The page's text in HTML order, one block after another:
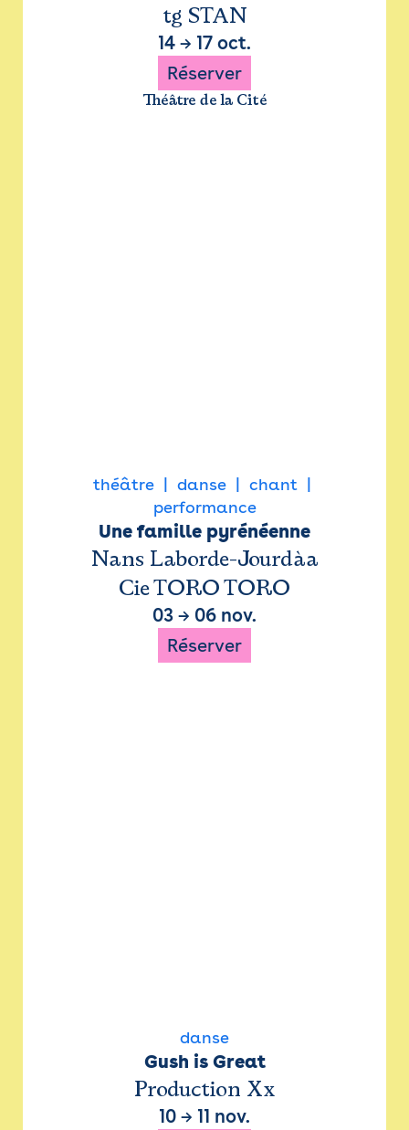
tg STAN
14 → 17 oct.
Réserver
Théâtre de la Cité
théâtre danse
chant
performance
Une famille pyrénéenne
Nans Laborde-Jourdàa
Cie TORO TORO
03 → 06 nov.
Réserver
danse
Gush is Great
Production Xx
10 → 11 nov.